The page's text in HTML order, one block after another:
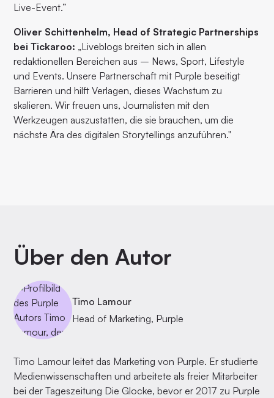
Live-Event.”
Oliver Schittenhelm, Head of Strategic Partnerships
bei Tickaroo: „Liveblogs breiten sich in allen
redaktionellen Bereichen aus – News, Sport, Lifestyle
und Events. Unsere Partnerschaft mit Purple beseitigt
Barrieren und hilft Verlagen, dieses Wachstum zu
skalieren. Wir freuen uns, Journalisten mit den
Werkzeugen auszustatten, die sie brauchen, um die
nächste Ära des digitalen Storytellings anzuführen."
Über den Autor
Timo Lamour
Head of Marketing, Purple
Timo Lamour leitet das Marketing von Purple. Er studierte
Medienwissenschaften und arbeitete als freier Mitarbeiter
bei der Tageszeitung Die Glocke, bevor er 2017 zu Purple